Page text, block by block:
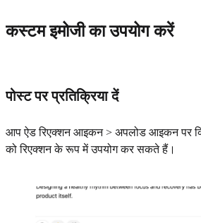
कस्टम इमोजी का उपयोग करें
पोस्ट पर प्रतिक्रिया दें
आप ऐड रिएक्शन आइकन > अपलोड आइकन पर
को रिएक्शन के रूप में उपयोग कर सकते हैं।